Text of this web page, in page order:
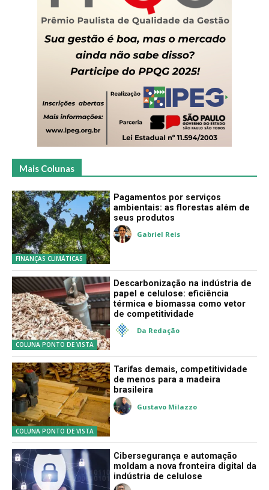
Mais Colunas
FINANÇAS CLIMÁTICAS
Pagamentos por serviços
ambientais: as florestas além de
seus produtos
Gabriel Reis
COLUNA PONTO DE VISTA
Descarbonização na indústria de
papel e celulose: eficiência
térmica e biomassa como vetor
de competitividade
Da Redação
COLUNA PONTO DE VISTA
Tarifas demais, competitividade
de menos para a madeira
brasileira
Gustavo Milazzo
Cibersegurança e automação
moldam a nova fronteira digital da
indústria de celulose